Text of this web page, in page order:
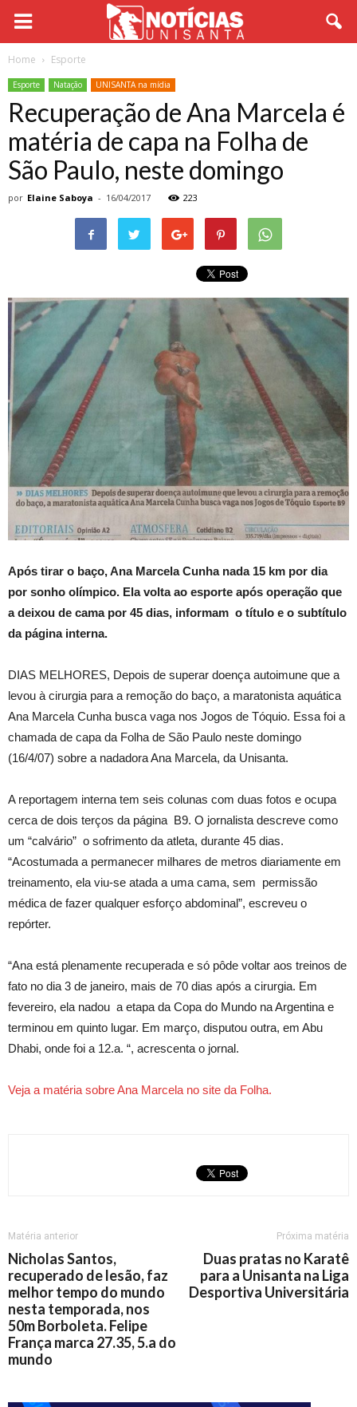
Home Esporte
Esporte Natação UNISANTA na mídia
Recuperação de Ana Marcela é
matéria de capa na Folha de
São Paulo, neste domingo
por Elaine Saboya - 16/04/2017 223
Após tirar o baço, Ana Marcela Cunha nada 15 km por dia
por sonho olímpico. Ela volta ao esporte após operação que
a deixou de cama por 45 dias, informam o título e o subtítulo
da página interna.
DIAS MELHORES, Depois de superar doença autoimune que a
levou à cirurgia para a remoção do baço, a maratonista aquática
Ana Marcela Cunha busca vaga nos Jogos de Tóquio. Essa foi a
chamada de capa da Folha de São Paulo neste domingo
(16/4/07) sobre a nadadora Ana Marcela, da Unisanta.
A reportagem interna tem seis colunas com duas fotos e ocupa
cerca de dois terços da página B9. O jornalista descreve como
um “calvário” o sofrimento da atleta, durante 45 dias.
“Acostumada a permanecer milhares de metros diariamente em
treinamento, ela viu-se atada a uma cama, sem permissão
médica de fazer qualquer esforço abdominal”, escreveu o
repórter.
“Ana está plenamente recuperada e só pôde voltar aos treinos de
fato no dia 3 de janeiro, mais de 70 dias após a cirurgia. Em
fevereiro, ela nadou a etapa da Copa do Mundo na Argentina e
terminou em quinto lugar. Em março, disputou outra, em Abu
Dhabi, onde foi a 12.a. “, acrescenta o jornal.
Veja a matéria sobre Ana Marcela no site da Folha.
Matéria anterior
Nicholas Santos,
recuperado de lesão, faz
melhor tempo do mundo
nesta temporada, nos
50m Borboleta. Felipe
França marca 27.35, 5.a do
mundo
Próxima matéria
Duas pratas no Karatê
para a Unisanta na Liga
Desportiva Universitária